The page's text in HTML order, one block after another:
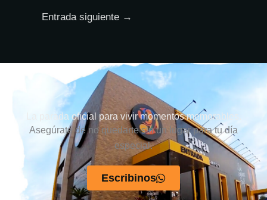
Entrada siguiente →
La parada oficial para vivir momentos memorables.
Asegúrate de no quedarte sin un lugar para tu día
especial.
Escribinos